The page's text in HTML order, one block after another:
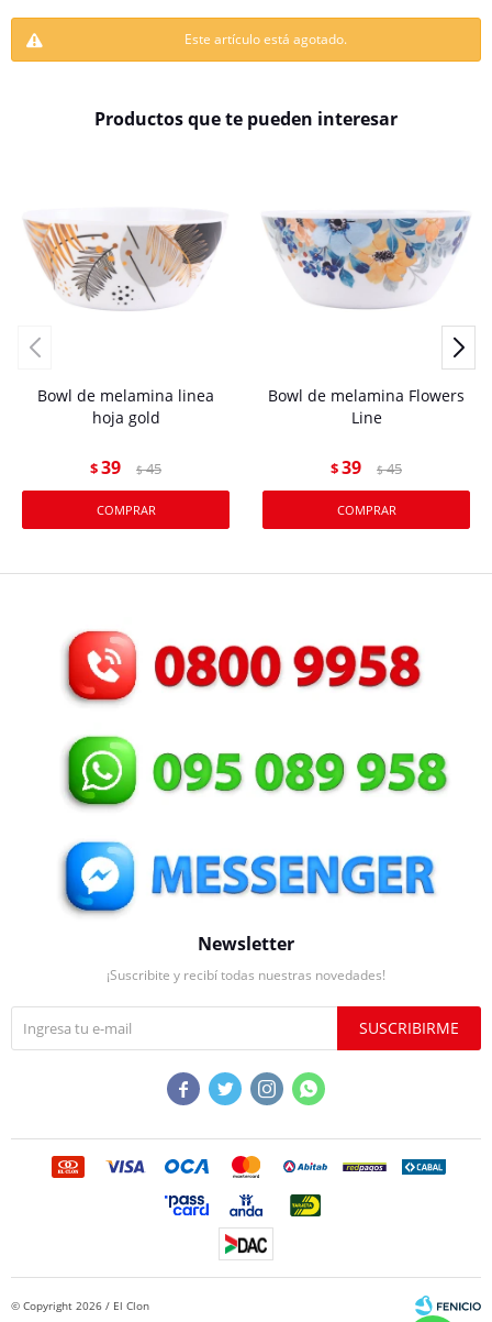
Este artículo está agotado.
Productos que te pueden interesar
Bowl de melamina linea
hoja gold
$39 $ 45
Bowl de melamina Flowers
Line
$39 $ 45
Newsletter
¡Suscribite y recibí todas nuestras novedades!
SUSCRIBIRME
   
© Copyright 2026 / El Clon